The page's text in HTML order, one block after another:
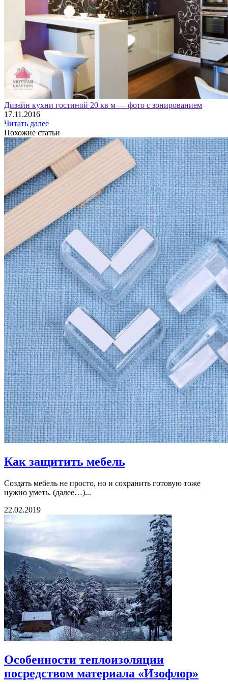
Дизайн кухни гостиной 20 кв м — фото с зонированием
17.11.2016
Читать далее
Похожие статьи
Как защитить мебель
Создать мебель не просто, но и сохранить готовую тоже
нужно уметь. (далее…)...
22.02.2019
Особенности теплоизоляции
посредством материала «Изофлор»